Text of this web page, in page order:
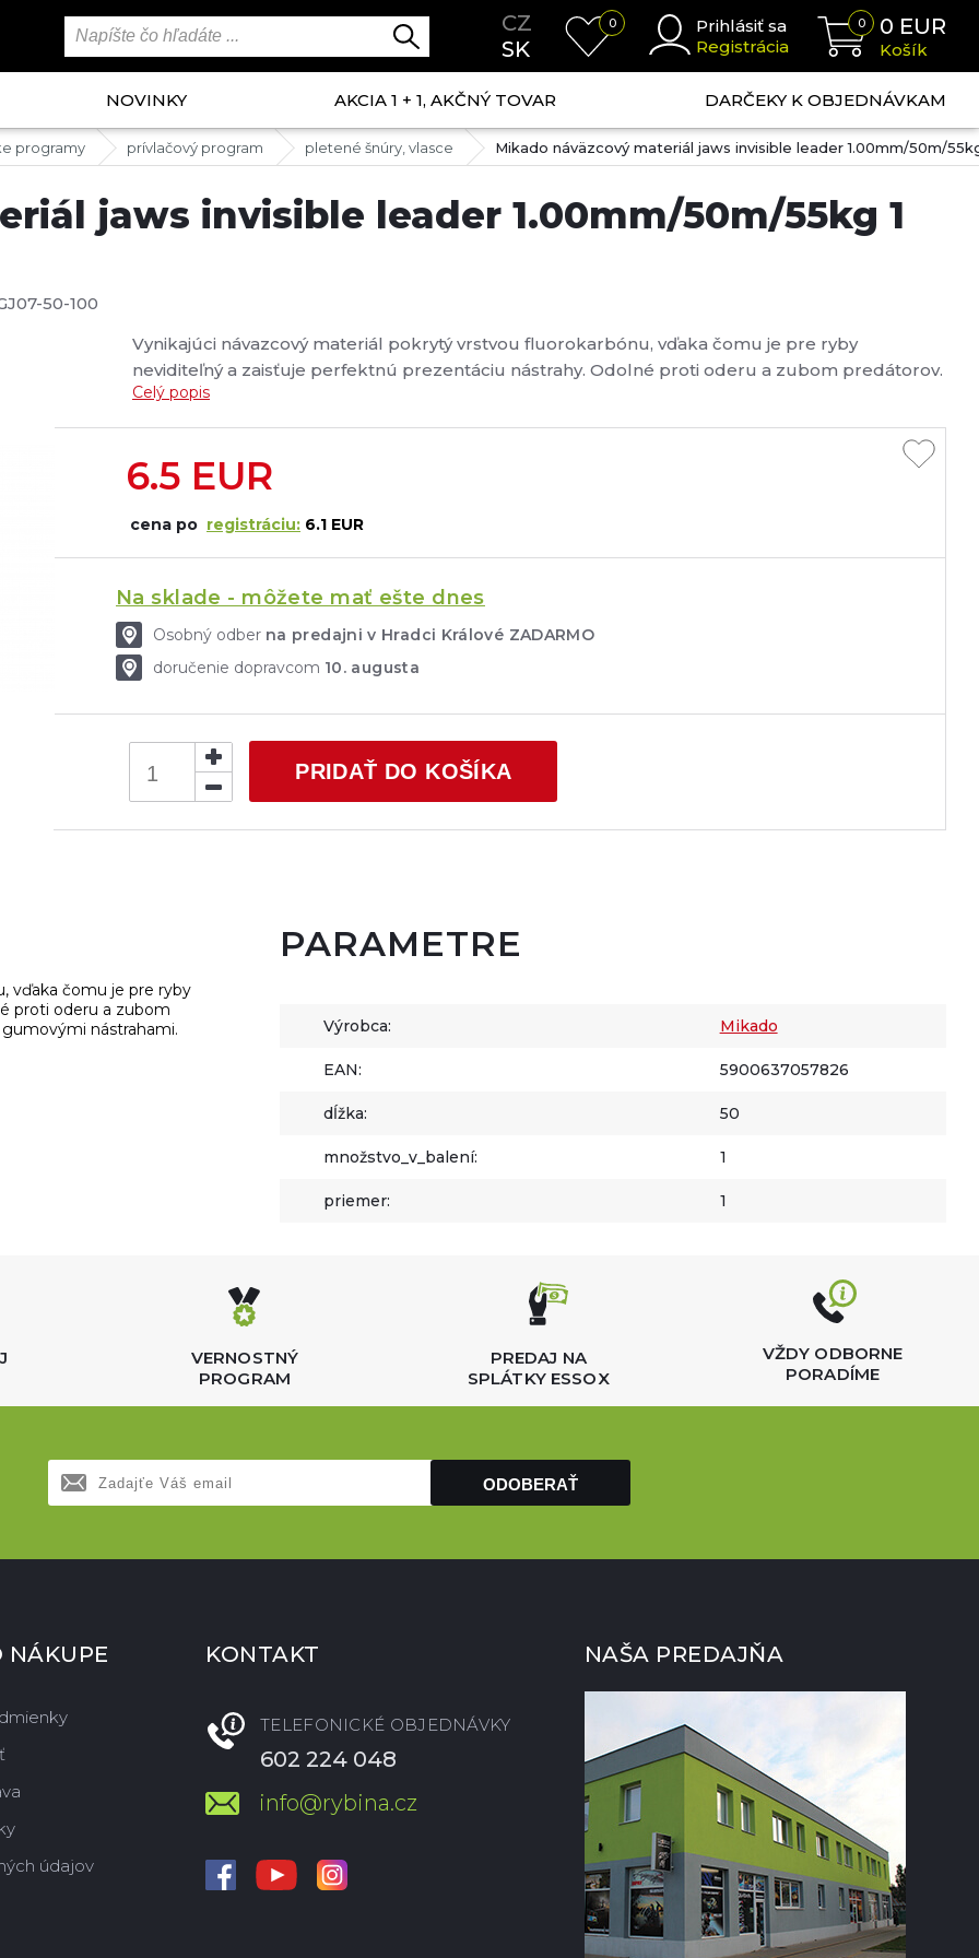
CZ
SK
0
Prihlásiť sa
Registrácia
0 0 EUR
Košík
NOVINKY AKCIA 1 + 1, AKČNÝ TOVAR DARČEKY K OBJEDNÁVKAM
programy prívlačový program pletené šnúry, vlasce Mikado náväzcový materiál jaws invisible leader 1.00mm/50m/
jaws invisible leader 1.00mm/50m/55kg 1
50-100
Vynikajúci návazcový materiál pokrytý vrstvou fluorokarbónu, vďaka čomu je pre ryby
neviditeľný a zaisťuje perfektnú prezentáciu nástrahy. Odolné proti oderu a zubom predátorov.
Nepostrádateľný pri love s jerkbaitom a veľkými gumovými nástrahami....
Celý popis
6.5 EUR
cena po registráciu: 6.1 EUR
Na sklade - môžete mať ešte dnes
Osobný odber na predajni v Hradci Králové ZADARMO
doručenie dopravcom 10. augusta
PRIDAŤ DO KOŠÍKA
vďaka čomu je pre ryby
proti oderu a zubom
nástrahami.
PARAMETRE
Výrobca: Mikado
EAN: 5900637057826
dĺžka: 50
množstvo_v_balení: 1
priemer: 1
VERNOSTNÝ
PROGRAM
PREDAJ NA
SPLÁTKY ESSOX
VŽDY ODBORNE
PORADÍME
ODOBERAŤ
NÁKUPE
údajov
KONTAKT
TELEFONICKÉ OBJEDNÁVKY
602 224 048
info@rybina.cz
NAŠA PREDAJŇA